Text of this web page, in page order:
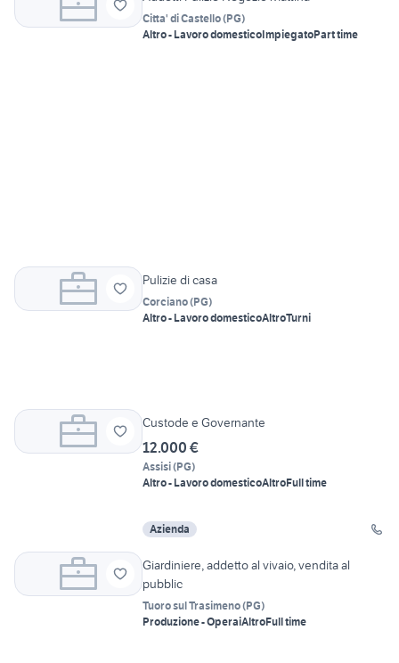
Citta' di Castello(PG)
Altro - Lavoro domesticoImpiegatoPart time
Pulizie di casa
Corciano(PG)
Altro - Lavoro domesticoAltroTurni
Custode e Governante
12.000 €
Assisi(PG)
Altro - Lavoro domesticoAltroFull time
Azienda
Giardiniere, addetto al vivaio, vendita al
pubblic
Tuoro sul Trasimeno(PG)
Produzione - OperaiAltroFull time